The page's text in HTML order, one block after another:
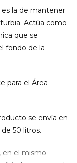
es la de mantener
Actúa como
que se
fondo de la
para el Área
se envía en
50 litros.
en el mismo